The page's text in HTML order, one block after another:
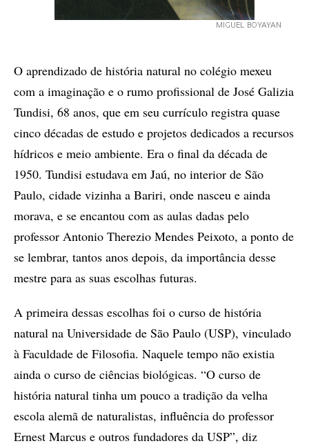
MIGUEL BOYAYAN
O aprendizado de história natural no colégio mexeu
com a imaginação e o rumo profissional de José Galizia
Tundisi, 68 anos, que em seu currículo registra quase
cinco décadas de estudo e projetos dedicados a recursos
hídricos e meio ambiente. Era o final da década de
1950. Tundisi estudava em Jaú, no interior de São
Paulo, cidade vizinha a Bariri, onde nasceu e ainda
morava, e se encantou com as aulas dadas pelo
professor Antonio Therezio Mendes Peixoto, a ponto de
se lembrar, tantos anos depois, da importância desse
mestre para as suas escolhas futuras.
A primeira dessas escolhas foi o curso de história
natural na Universidade de São Paulo (USP), vinculado
à Faculdade de Filosofia. Naquele tempo não existia
ainda o curso de ciências biológicas. “O curso de
história natural tinha um pouco a tradição da velha
escola alemã de naturalistas, influência do professor
Ernest Marcus e outros fundadores da USP”, diz